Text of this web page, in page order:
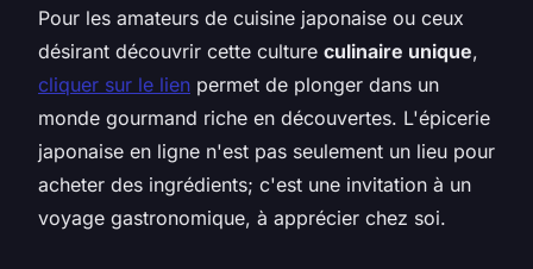
Pour les amateurs de cuisine japonaise ou ceux
désirant découvrir cette culture culinaire unique,
cliquer sur le lien permet de plonger dans un
monde gourmand riche en découvertes. L'épicerie
japonaise en ligne n'est pas seulement un lieu pour
acheter des ingrédients; c'est une invitation à un
voyage gastronomique, à apprécier chez soi.